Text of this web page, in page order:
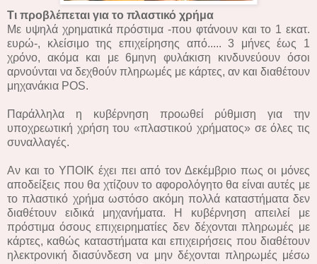
Τι προβλέπεται για τo πλαστικό χρήμα
Με υψηλά χρηματικά πρόστιμα -που φτάνουν και το 1 εκατ.
ευρώ-, κλείσιμο της επιχείρησης από..... 3 μήνες έως 1
χρόνο, ακόμα και με 6μηνη φυλάκιση κινδυνεύουν όσοι
αρνούνται να δεχθούν πληρωμές με κάρτες, αν και διαθέτουν
μηχανάκια POS.
Παράλληλα η κυβέρνηση προωθεί ρύθμιση για την
υποχρεωτική χρήση του «πλαστικού χρήματος» σε όλες τις
συναλλαγές.
Αν και το ΥΠΟΙΚ έχει πει από τον Δεκέμβριο πως οι μόνες
αποδείξεις που θα χτίζουν το αφορολόγητο θα είναι αυτές με
το πλαστικό χρήμα ωστόσο ακόμη πολλά καταστήματα δεν
διαθέτουν ειδικά μηχανήματα. Η κυβέρνηση απειλεί με
πρόστιμα όσους επιχειρηματίες δεν δέχονται πληρωμές με
κάρτες, καθώς καταστήματα και επιχειρήσεις που διαθέτουν
ηλεκτρονική διασύνδεση να μην δέχονται πληρωμές μέσω